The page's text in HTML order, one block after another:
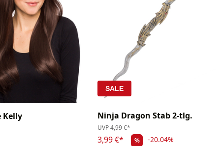
Kelly
SALE
Ninja Dragon Stab 2-tlg.
UVP4,99 €*
3,99 €* % -20.04%